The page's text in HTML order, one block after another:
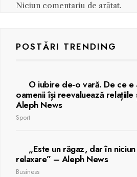
Niciun comentariu de arătat.
POSTĂRI TRENDING
O iubire de-o vară. De ce e
oamenii își reevaluează
Aleph News
Sport
„Este un răgaz, dar în
relaxare” – Aleph News
Business